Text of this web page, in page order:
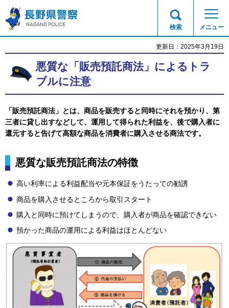
長野県警察
検索 メニュー
更新日：2025年3月19日
悪質な「販売預託商法」によるトラ
ブルに注意
「販売預託商法」とは、商品を販売すると同時にそれを預かり、第
三者に貸し出すなどして、運用して得られた利益を、後で購入者に
還元すると告げて高額な商品を消費者に購入させる商法です。
悪質な販売預託商法の特徴
高い利率による利益配当や元本保証をうたっての勧誘
商品を購入させるところから取引スタート
購入と同時に預けてしまうので、購入者が商品を確認できない
預かった商品の運用による利益はほとんどない